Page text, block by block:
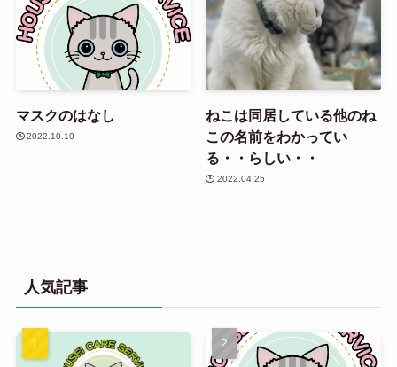
マスクのはなし
2022.10.10
ねこは同居している他のね
この名前をわかってい
る・・らしい・・
2022.04.25
人気記事